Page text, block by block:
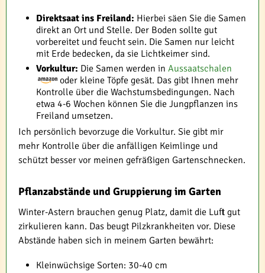
Direktsaat ins Freiland: Hierbei säen Sie die Samen
direkt an Ort und Stelle. Der Boden sollte gut
vorbereitet und feucht sein. Die Samen nur leicht
mit Erde bedecken, da sie Lichtkeimer sind.
Vorkultur: Die Samen werden in Aussaatschalen
oder kleine Töpfe gesät. Das gibt Ihnen mehr
Kontrolle über die Wachstumsbedingungen. Nach
etwa 4-6 Wochen können Sie die Jungpflanzen ins
Freiland umsetzen.
Ich persönlich bevorzuge die Vorkultur. Sie gibt mir
mehr Kontrolle über die anfälligen Keimlinge und
schützt besser vor meinen gefräßigen Gartenschnecken.
Pflanzabstände und Gruppierung im Garten
Winter-Astern brauchen genug Platz, damit die Luft gut
zirkulieren kann. Das beugt Pilzkrankheiten vor. Diese
Abstände haben sich in meinem Garten bewährt:
Kleinwüchsige Sorten: 30-40 cm